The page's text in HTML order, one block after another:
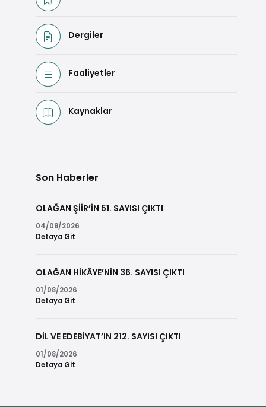
Dergiler
Faaliyetler
Kaynaklar
Son Haberler
OLAĞAN ŞİİR’İN 51. SAYISI ÇIKTI
04/08/2026
Detaya Git
OLAĞAN HİKÂYE’NİN 36. SAYISI ÇIKTI
01/08/2026
Detaya Git
DİL VE EDEBİYAT’IN 212. SAYISI ÇIKTI
01/08/2026
Detaya Git